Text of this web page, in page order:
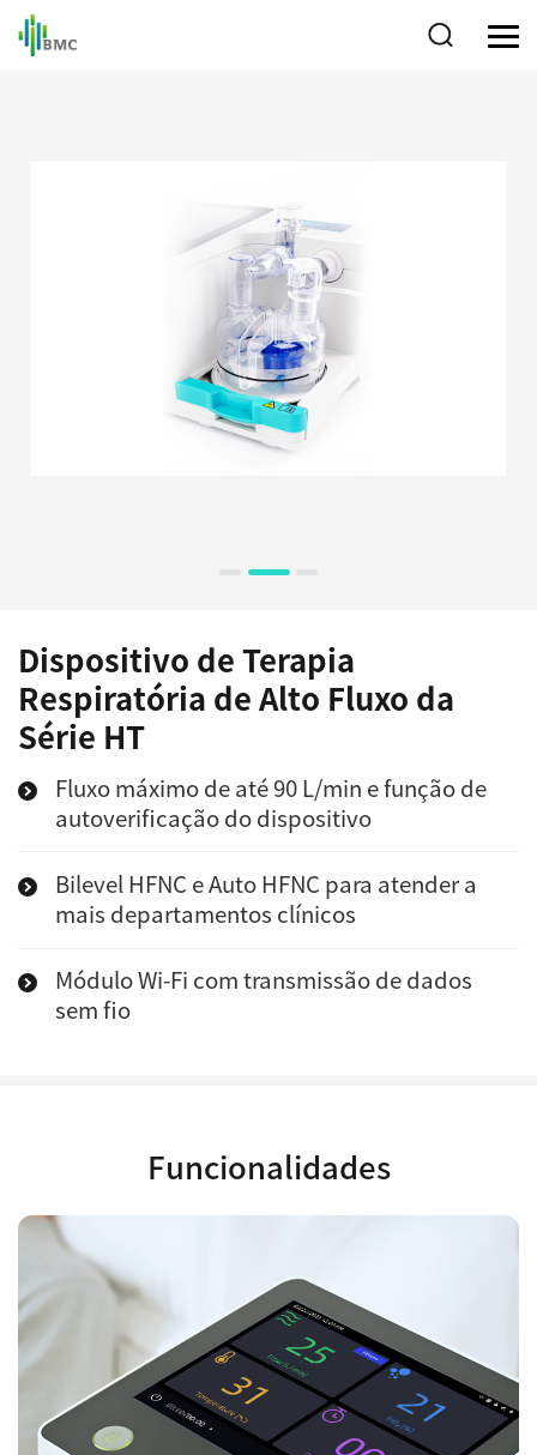
Dispositivo de Terapia
Respiratória de Alto Fluxo da
Série HT
Fluxo máximo de até 90 L/min e função de
autoverificação do dispositivo
Bilevel HFNC e Auto HFNC para atender a
mais departamentos clínicos
Módulo Wi-Fi com transmissão de dados
sem fio
Funcionalidades